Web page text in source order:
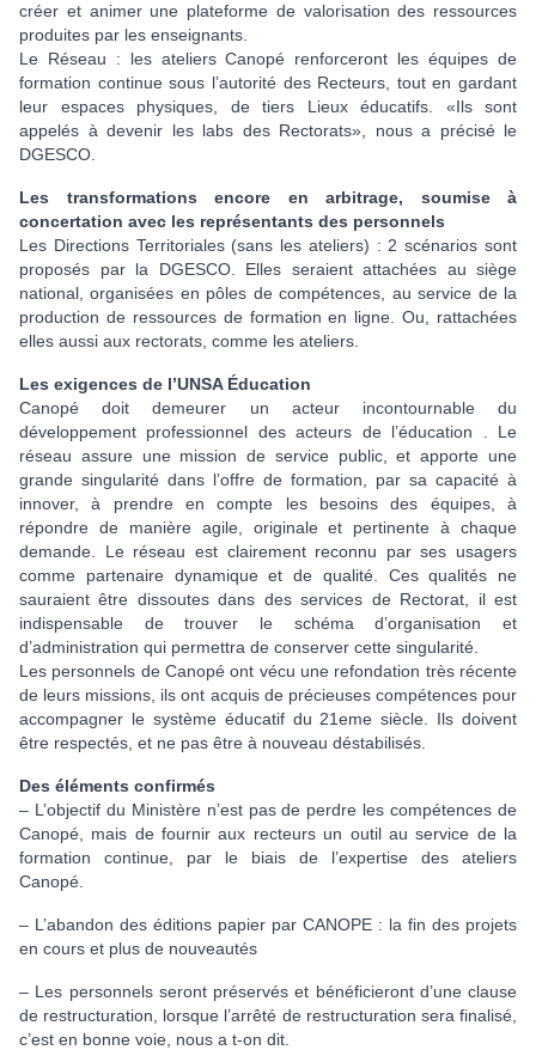
créer et animer une plateforme de valorisation des ressources
produites par les enseignants.
Le Réseau : les ateliers Canopé renforceront les équipes de
formation continue sous l’autorité des Recteurs, tout en gardant
leur espaces physiques, de tiers Lieux éducatifs. «Ils sont
appelés à devenir les labs des Rectorats», nous a précisé le
DGESCO.
Les transformations encore en arbitrage, soumise à
concertation avec les représentants des personnels
Les Directions Territoriales (sans les ateliers) : 2 scénarios sont
proposés par la DGESCO. Elles seraient attachées au siège
national, organisées en pôles de compétences, au service de la
production de ressources de formation en ligne. Ou, rattachées
elles aussi aux rectorats, comme les ateliers.
Les exigences de l’UNSA Éducation
Canopé doit demeurer un acteur incontournable du
développement professionnel des acteurs de l’éducation . Le
réseau assure une mission de service public, et apporte une
grande singularité dans l’offre de formation, par sa capacité à
innover, à prendre en compte les besoins des équipes, à
répondre de manière agile, originale et pertinente à chaque
demande. Le réseau est clairement reconnu par ses usagers
comme partenaire dynamique et de qualité. Ces qualités ne
sauraient être dissoutes dans des services de Rectorat, il est
indispensable de trouver le schéma d’organisation et
d’administration qui permettra de conserver cette singularité.
Les personnels de Canopé ont vécu une refondation très récente
de leurs missions, ils ont acquis de précieuses compétences pour
accompagner le système éducatif du 21eme siècle. Ils doivent
être respectés, et ne pas être à nouveau déstabilisés.
Des éléments confirmés
– L’objectif du Ministère n’est pas de perdre les compétences de
Canopé, mais de fournir aux recteurs un outil au service de la
formation continue, par le biais de l’expertise des ateliers
Canopé.
– L’abandon des éditions papier par CANOPE : la fin des projets
en cours et plus de nouveautés
– Les personnels seront préservés et bénéficieront d’une clause
de restructuration, lorsque l’arrêté de restructuration sera finalisé,
c’est en bonne voie, nous a t-on dit.